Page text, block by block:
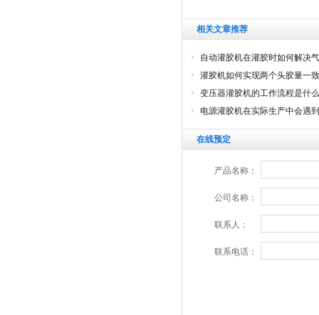
相关文章推荐
自动灌胶机在灌胶时如何解决
灌胶机如何实现两个头胶量一
变压器灌胶机的工作流程是什
电源灌胶机在实际生产中会遇
在线预定
产品名称：
公司名称：
联系人：
联系电话：